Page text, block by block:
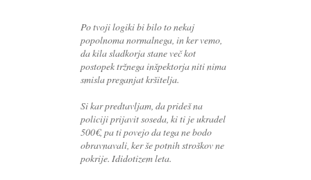
Po tvoji logiki bi bilo to nekaj
popolnoma normalnega, in ker vemo,
da kila sladkorja stane več kot
postopek tržnega inšpektorja niti nima
smisla preganjat kršitelja.
Si kar predtavljam, da prideš na
policiji prijavit soseda, ki ti je ukradel
500€, pa ti povejo da tega ne bodo
obravnavali, ker še potnih stroškov ne
pokrije. Ididotizem leta.